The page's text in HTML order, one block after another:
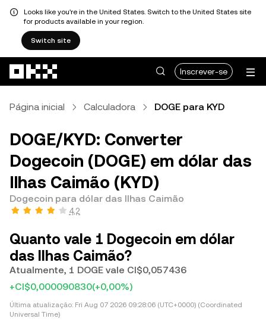
Looks like you're in the United States. Switch to the United States site
for products available in your region.
Switch site
Inscrever-se
Página inicial Calculadora DOGE para KYD
DOGE/KYD: Converter
Dogecoin (DOGE) em dólar das
Ilhas Caimão (KYD)
Dogecoin para dólar das Ilhas Caimão
4,2
Quanto vale 1 Dogecoin em dólar
das Ilhas Caimão?
Atualmente, 1 DOGE vale CI$0,057436
+CI$0,000090830(+0,00%)
Última atualização: Fri Aug 07 2026 09:28:06 (UTC+0000) (Coordinated
Universal Time)